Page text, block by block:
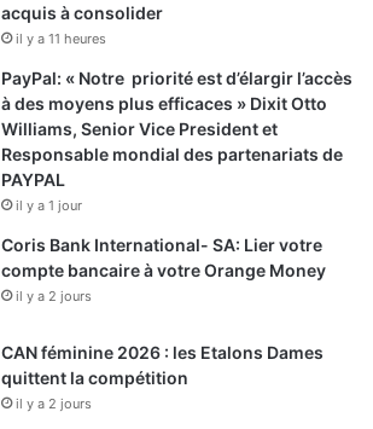
acquis à consolider
il y a 11 heures
PayPal: « Notre priorité est d’élargir l’accès
à des moyens plus efficaces » Dixit Otto
Williams, Senior Vice President et
Responsable mondial des partenariats de
PAYPAL
il y a 1 jour
Coris Bank International- SA: Lier votre
compte bancaire à votre Orange Money
il y a 2 jours
CAN féminine 2026 : les Etalons Dames
quittent la compétition
il y a 2 jours